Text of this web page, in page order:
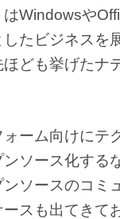
Windowsや
たビジネスを
ども挙げたナ
ーム向けにテ
ソース化する
ソースのコミ
スも出てきて